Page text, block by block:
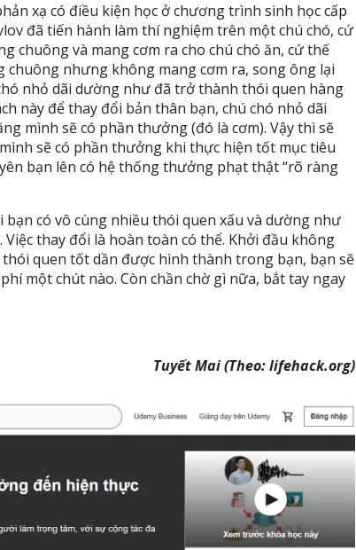
xạ có điều kiện học ở chương trình sinh học cấp
đã tiến hành làm thí nghiệm trên một chú chó, cứ
chuông và mang cơm ra cho chú chó ăn, cứ thế
nhưng không mang cơm ra, song ông lại
nhỏ dãi dường như đã trở thành thói quen hàng
này để thay đổi bản thân bạn, chú chó nhỏ dãi
mình sẽ có phần thưởng (đó là cơm). Vậy thì sẽ
sẽ có phần thưởng khi thực hiện tốt mục tiêu
bạn lên có hệ thống thưởng phạt thật “rõ ràng
có vô cùng nhiều thói quen xấu và dường như
Việc thay đổi là hoàn toàn có thể. Khởi đầu không
quen tốt dần được hình thành trong bạn, bạn sẽ
một chút nào. Còn chần chờ gì nữa, bắt tay ngay
Tuyết Mai (Theo: lifehack.org)